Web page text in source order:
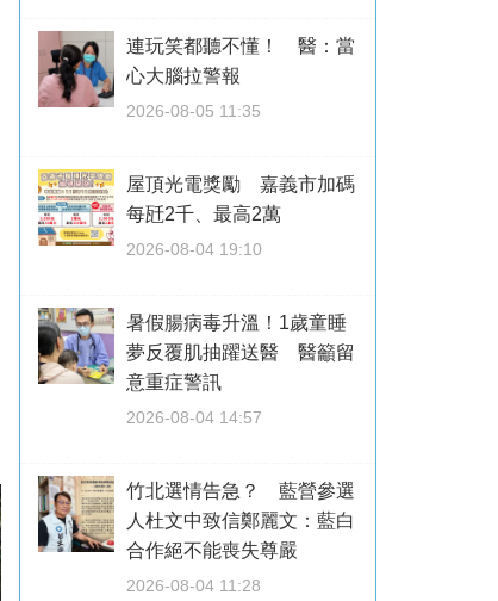
連玩笑都聽不懂！ 醫：當
心大腦拉警報
2026-08-05 11:35
屋頂光電獎勵 嘉義市加碼
每瓩2千、最高2萬
2026-08-04 19:10
暑假腸病毒升溫！1歲童睡
夢反覆肌抽躍送醫 醫籲留
意重症警訊
2026-08-04 14:57
竹北選情告急？ 藍營參選
人杜文中致信鄭麗文：藍白
合作絕不能喪失尊嚴
2026-08-04 11:28